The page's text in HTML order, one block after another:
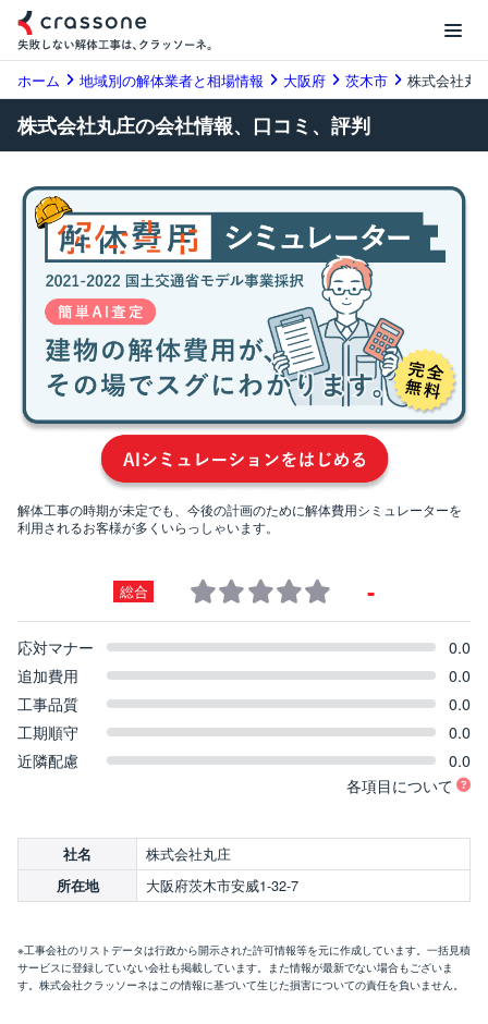
ホーム 地域別の解体業者と相場情報 大阪府 茨木市 株式会社丸
株式会社丸庄の会社情報、口コミ、評判
解体工事の時期が未定でも、今後の計画のために解体費用シミュレーターを
利用されるお客様が多くいらっしゃいます。
総合 -
応対マナー
0.0
追加費用
0.0
工事品質
0.0
工期順守
0.0
近隣配慮
0.0
各項目について
社名 株式会社丸庄
所在地 大阪府茨木市安威1-32-7
※工事会社のリストデータは行政から開示された許可情報等を元に作成しています。一括見積
サービスに登録していない会社も掲載しています。また情報が最新でない場合もございま
す。株式会社クラッソーネはこの情報に基づいて生じた損害についての責任を負いません。